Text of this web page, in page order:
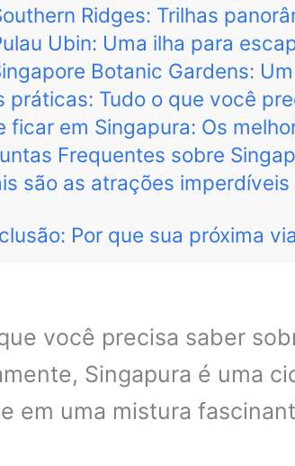
Ridges: Trilhas
Ubin: Uma ilha para
Botanic Gardens:
práticas: Tudo o que você
ficar em Singapura: Os
Frequentes sobre
são as atrações
Por que sua próxima
você precisa saber
Singapura é uma
em uma mistura